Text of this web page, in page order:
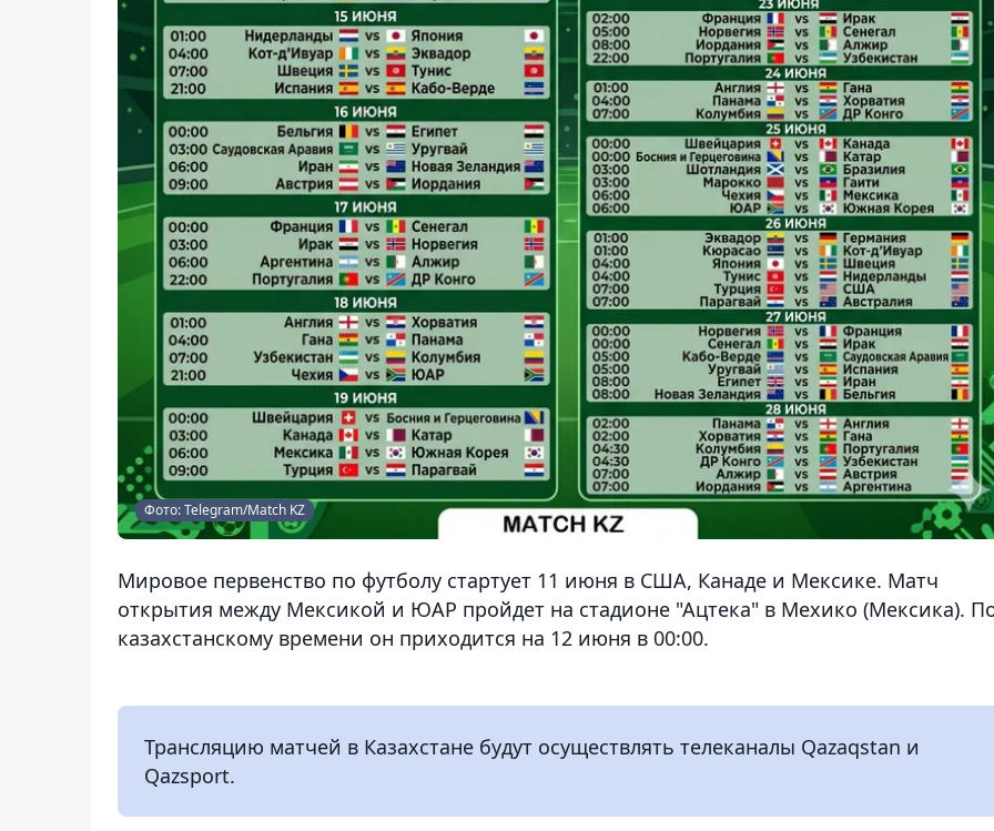
Фото: Telegram/Match KZ
Мировое первенство по футболу стартует 11 июня в США, Канаде и Мексике. Матч
открытия между Мексикой и ЮАР пройдет на стадионе "Ацтека" в Мехико (Мексика).
казахстанскому времени он приходится на 12 июня в 00:00.
Трансляцию матчей в Казахстане будут осуществлять телеканалы Qazaqstan и
Qazsport.